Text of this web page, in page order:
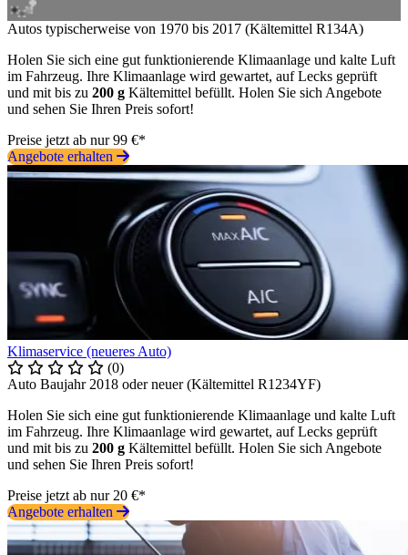
Autos typischerweise von 1970 bis 2017 (Kältemittel R134A)
Holen Sie sich eine gut funktionierende Klimaanlage und kalte Luft
im Fahrzeug. Ihre Klimaanlage wird gewartet, auf Lecks geprüft
und mit bis zu 200 g Kältemittel befüllt. Holen Sie sich Angebote
und sehen Sie Ihren Preis sofort!
Preise jetzt ab nur 99 €*
Angebote erhalten
Klimaservice (neueres Auto)
(0)
Auto Baujahr 2018 oder neuer (Kältemittel R1234YF)
Holen Sie sich eine gut funktionierende Klimaanlage und kalte Luft
im Fahrzeug. Ihre Klimaanlage wird gewartet, auf Lecks geprüft
und mit bis zu 200 g Kältemittel befüllt. Holen Sie sich Angebote
und sehen Sie Ihren Preis sofort!
Preise jetzt ab nur 20 €*
Angebote erhalten